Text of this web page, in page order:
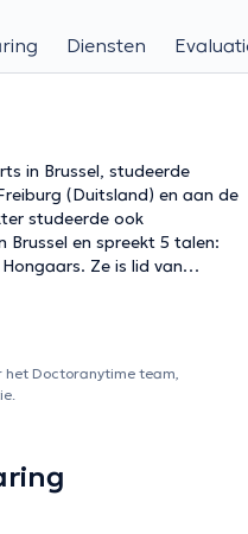
Diensten
in Brussel, studeerde
(Duitsland) en aan de
studeerde ook
Brussel en spreekt 5 talen:
Ze is lid van
vereniging) en de
het Doctoranytime team,